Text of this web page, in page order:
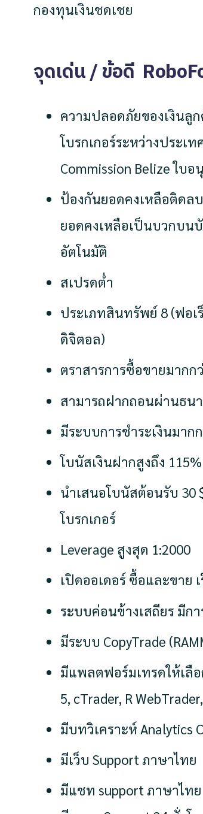
กองทุนเงินชดเชย
จุดเด่น/ข้อดี
ความปลอดภัยของเงินลูก
โบรกเกอร์ระหว่างประเ
Commission Belize ใบ
ป้องกันยอดคงเหลือติดล
ยอดคงเหลือเป็นบวกบน
อัตโนมัติ
สเปรดต่ำ
ประเภทสินทรัพย์ 8 (ฟอเ
ดิจิตอล)
ตราสารการซื้อขายมากก
สามารถฝากถอนผ่านธนา
มีระบบการชำระเงินมาก
โบนัสเงินฝากสูงถึง 115%
นำเสนอโบนัสต้อนรับ 30
โบรกเกอร์
Leverage สูงสุด 1:2000
เปิดออเดอร์ ซื้อและขาย เ
ระบบค่อนข้างเสถียร มีก
มีระบบ CopyTrade
มีแพลตฟอร์มเทรดให้เลื
5, cTrader, R
มีบทวิเคราะห์ Analytics
มีเว็บ Support ภาษาไทย
มีแชท support ภาษาไท